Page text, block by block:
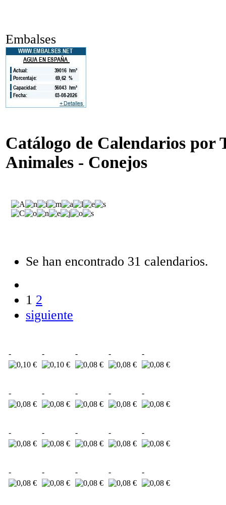
Embalses
Catálogo de Calendarios por
Animales - Conejos
Se han encontrado 31 calendarios.
1 2
siguiente
- - - - -
- - - - -
- - - - -
- - - - -